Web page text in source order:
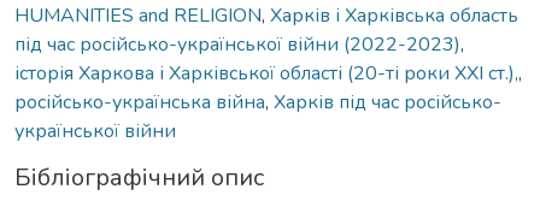
HUMANITIES and RELIGION, Харків і Харківська область
під час російсько-української війни (2022-2023),
історія Харкова і Харківської області (20-ті роки ХХІ ст.),,
російсько-українська війна, Харків під час російсько-
української війни
Бібліографічний опис